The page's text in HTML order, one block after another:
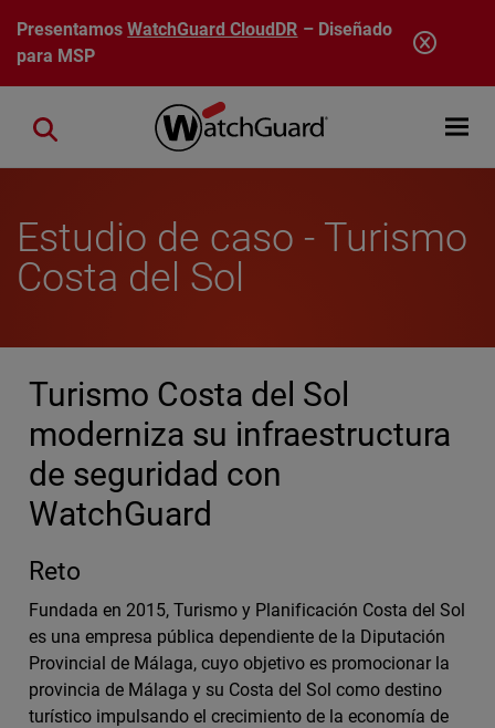
Pasar al contenido principal
PresentamosWatchGuard CloudDR – Diseñado
para MSP
Open
Close search
Estudio de caso - Turismo
Costa del Sol
Turismo Costa del Sol
moderniza su infraestructura
de seguridad con
WatchGuard
Reto
Fundada en 2015, Turismo y Planificación Costa del Sol
es una empresa pública dependiente de la Diputación
Provincial de Málaga, cuyo objetivo es promocionar la
provincia de Málaga y su Costa del Sol como destino
turístico impulsando el crecimiento de la economía de